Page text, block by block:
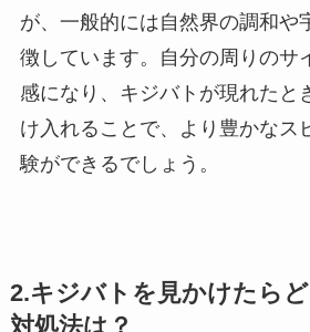
が、一般的には自然界の調和や
徴しています。自分の周りのサ
感になり、キジバトが現れたと
け入れることで、より豊かなス
験ができるでしょう。
2.キジバトを見かけたら